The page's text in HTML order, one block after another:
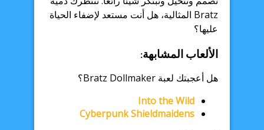
Bratz المثالية، هل أنت مستعد لإضفاء الحياة
عليها؟
الألعاب المشابهة:
هل أعجبتك لعبة Bratz Dollmaker؟
Into the Wild
Cyberpunk Shieldmaidens